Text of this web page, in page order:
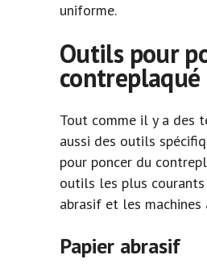
uniforme.
Outils pour
contreplaqué
Tout comme il y a des
aussi des outils
pour poncer du
outils les plus
abrasif et les machines
Papier abrasif